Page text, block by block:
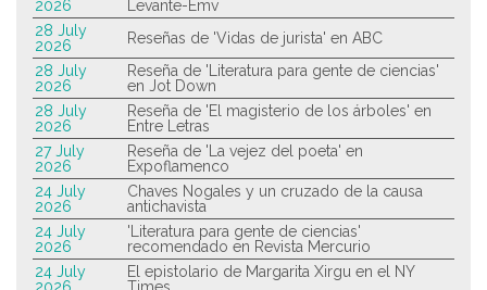
2026
Levante-Emv
28 July
2026
Reseñas de 'Vidas de jurista' en ABC
28 July
2026
Reseña de 'Literatura para gente de ciencias'
en Jot Down
28 July
2026
Reseña de 'El magisterio de los árboles' en
Entre Letras
27 July
2026
Reseña de 'La vejez del poeta' en
Expoflamenco
24 July
2026
Chaves Nogales y un cruzado de la causa
antichavista
24 July
2026
'Literatura para gente de ciencias'
recomendado en Revista Mercurio
24 July
El epistolario de Margarita Xirgu en el NY